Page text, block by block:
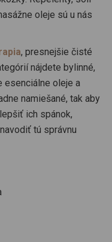
oleje sú u nás
, presnejšie čisté
nájdete bylinné,
esenciálne oleje a
namiešané, tak aby
ich spánok,
tú správnu